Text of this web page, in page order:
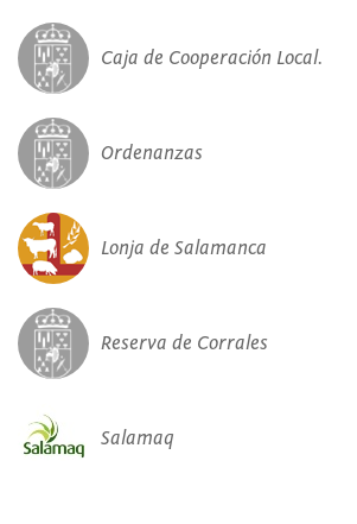
Caja de Cooperación Local.
Ordenanzas
Lonja de Salamanca
Reserva de Corrales
Salamaq